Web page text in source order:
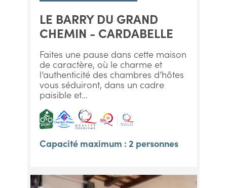
LE BARRY DU GRAND
CHEMIN - CARDABELLE
Faites une pause dans cette maison
de caractère, où le charme et
l’authenticité des chambres d’hôtes
vous séduiront, dans un cadre
paisible et...
Capacité maximum : 2 personnes